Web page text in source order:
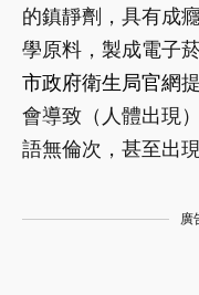
的鎮靜劑，具有成
學原料，製成電子
市政府衛生局官網
會導致（人體出現
語無倫次，甚至出
廣